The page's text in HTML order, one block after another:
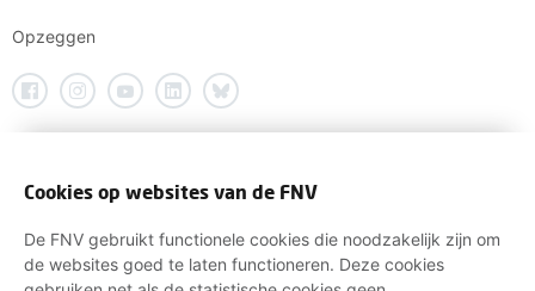
Opzeggen
Cookies op websites van de FNV
De FNV gebruikt functionele cookies die noodzakelijk zijn om
de websites goed te laten functioneren. Deze cookies